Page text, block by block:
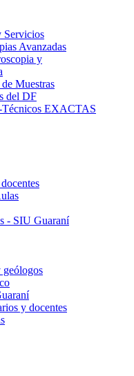
Servicios
Avanzadas
y
Muestras
del DF
EXACTAS
- SIU Guaraní
y docentes